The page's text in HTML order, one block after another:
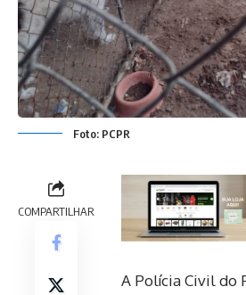
Foto: PCPR
COMPARTILHAR
A Polícia Civil do